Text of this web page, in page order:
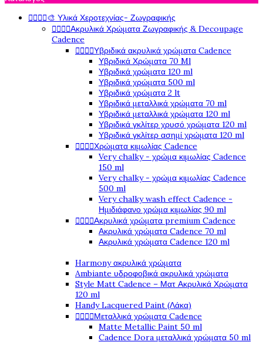
🎨 Υλικά Χεροτεχνίας- Ζωγραφικής
Ακρυλικά Χρώματα Ζωγραφικής & Decoupage
Cadence
Υβριδικά ακρυλικά χρώματα Cadence
Υβριδικά Χρώματα 70 Ml
Υβριδικά χρώματα 120 ml
Υβριδικά χρώματα 500 ml
Υβριδικά χρώματα 2 lt
Υβριδικά μεταλλικά χρώματα 70 ml
Υβριδικά μεταλλικά χρώματα 120 ml
Υβριδικά γκλίτερ χρυσό χρώματα 120 ml
Υβριδικά γκλίτερ ασημί χρώματα 120 ml
Χρώματα κιμωλίας Cadence
Very chalky - χρώμα κιμωλίας Cadence
150 ml
Very chalky - χρώμα κιμωλίας Cadence
500 ml
Very chalky wash effect Cadence -
Ημιδιάφανο χρώμα κιμωλίας 90 ml
Ακρυλικά χρώματα premium Cadence
Ακρυλικά χρώματα Cadence 70 ml
Ακρυλικά χρώματα Cadence 120 ml
Harmony ακρυλικά χρώματα
Ambiante υδροφοβικά ακρυλικά χρώματα
Style Matt Cadence – Ματ Ακρυλικά Χρώματα
120 ml
Handy Lacquered Paint (Λάκα)
Μεταλλικά χρώματα Cadence
Matte Metallic Paint 50 ml
Cadence Dora μεταλλικά χρώματα 50 ml